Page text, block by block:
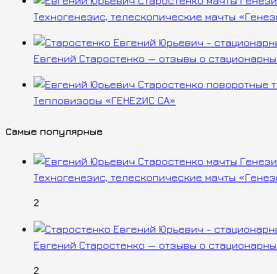
Техногенезис, телескопические мачты
Евгений Старостенко — отзывы о
Тепловизоры «ГЕНЕZИС СА»
Самые популярные
Техногенезис, телескопические мачты
2
Евгений Старостенко — отзывы о
2